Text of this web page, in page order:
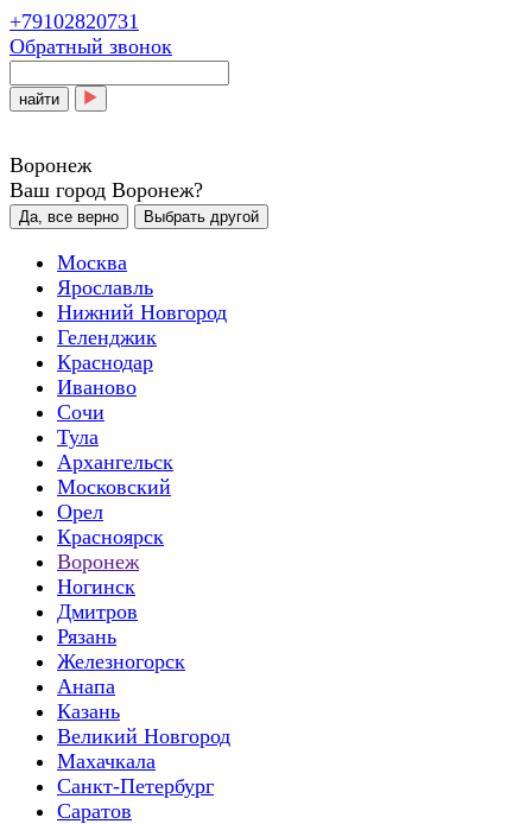
+79102820731
Обратный звонок
найти
Воронеж
Ваш город Воронеж?
Да, все верно Выбрать другой
Москва
Ярославль
Нижний Новгород
Геленджик
Краснодар
Иваново
Сочи
Тула
Архангельск
Московский
Орел
Красноярск
Воронеж
Ногинск
Дмитров
Рязань
Железногорск
Анапа
Казань
Великий Новгород
Махачкала
Санкт-Петербург
Саратов